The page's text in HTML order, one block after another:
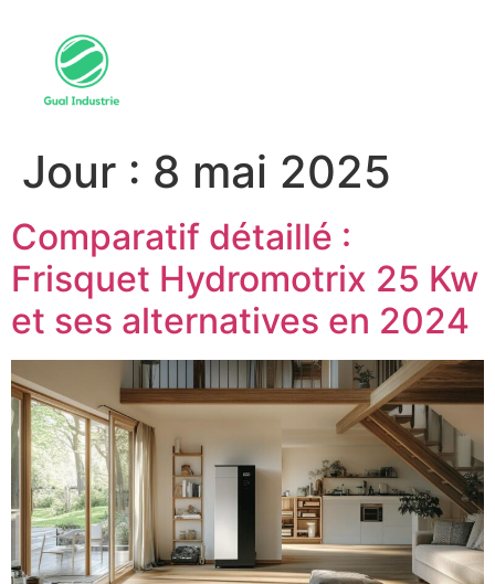
Jour : 8 mai 2025
Comparatif détaillé :
Frisquet Hydromotrix 25 Kw
et ses alternatives en 2024